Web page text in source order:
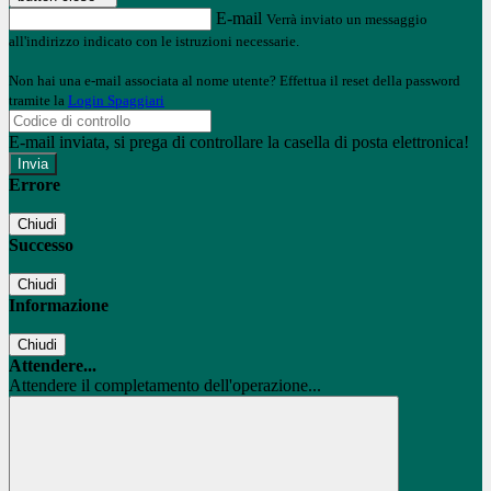
E-mail Verrà inviato un messaggio
all'indirizzo indicato con le istruzioni necessarie.
Non hai una e-mail associata al nome utente? Effettua il reset della password
tramite la Login Spaggiari
E-mail inviata, si prega di controllare la casella di posta elettronica!
Errore
Chiudi
Successo
Chiudi
Informazione
Chiudi
Attendere...
Attendere il completamento dell'operazione...